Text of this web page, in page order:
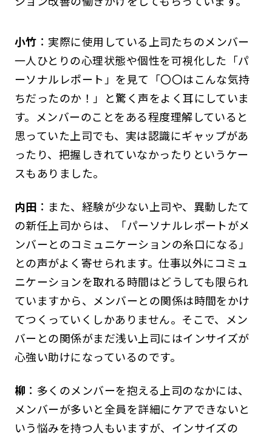
小竹 ：実際に使用している上司たちのメンバー
一人ひとりの心理状態や個性を可視化した「パ
ーソナルレポート」を見て「〇〇はこんな気持
ちだったのか！」と驚く声をよく耳にしていま
す。メンバーのことをある程度理解していると
思っていた上司でも、実は認識にギャップがあ
ったり、把握しきれていなかったりというケー
スもありました。
内田 ：また、経験が少ない上司や、異動したて
の新任上司からは、「パーソナルレポートがメ
ンバーとのコミュニケーションの糸口になる」
との声がよく寄せられます。仕事以外にコミュ
ニケーションを取れる時間はどうしても限られ
ていますから、メンバーとの関係は時間をかけ
てつくっていくしかありません。そこで、メン
バーとの関係がまだ浅い上司にはインサイズが
心強い助けになっているのです。
柳 ：多くのメンバーを抱える上司のなかには、
メンバーが多いと全員を詳細にケアできないと
いう悩みを持つ人もいますが、インサイズの